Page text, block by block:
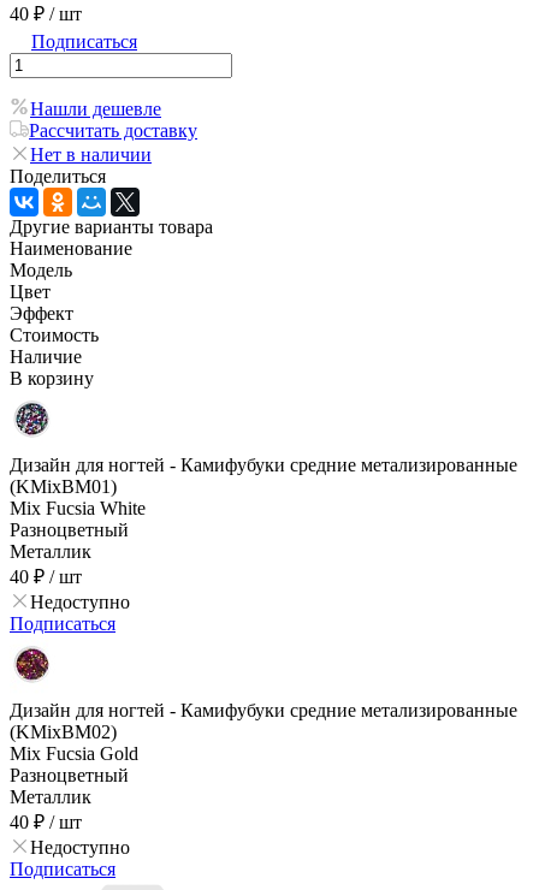
40 ₽ / шт
Подписаться
Нашли дешевле
Рассчитать доставку
Нет в наличии
Поделиться
Другие варианты товара
Наименование
Модель
Цвет
Эффект
Стоимость
Наличие
В корзину
Дизайн для ногтей - Камифубуки средние метализированные
(KMixBM01)
Mix Fucsia White
Разноцветный
Металлик
40 ₽ / шт
Недоступно
Подписаться
Дизайн для ногтей - Камифубуки средние метализированные
(KMixBM02)
Mix Fucsia Gold
Разноцветный
Металлик
40 ₽ / шт
Недоступно
Подписаться